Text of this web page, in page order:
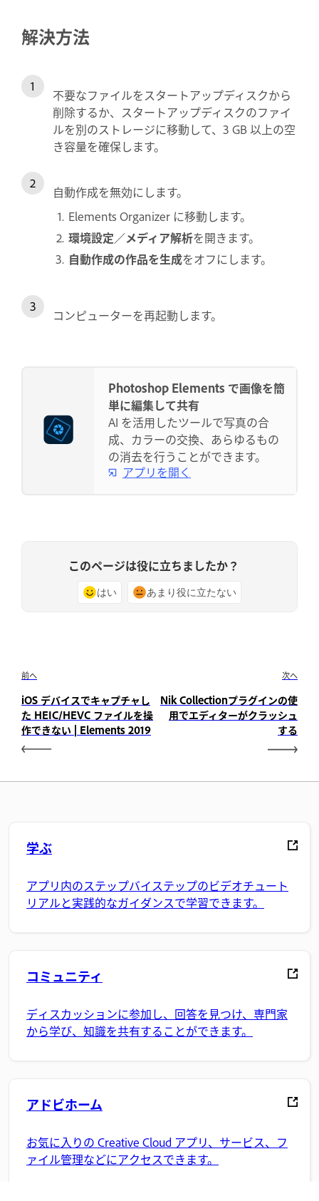
解決方法
不要なファイルをスタートアップディスクから
削除するか、スタートアップディスクのファイ
ルを別のストレージに移動して、3 GB 以上の空
き容量を確保します。
自動作成を無効にします。
Elements Organizer に移動します。
環境設定／メディア解析を開きます。
自動作成の作品を生成をオフにします。
コンピューターを再起動します。
Photoshop Elements で画像を簡
単に編集して共有
AI を活用したツールで写真の合
成、カラーの交換、あらゆるもの
の消去を行うことができます。
アプリを開く
このページは役に立ちましたか？
はい あまり役に立たない
前へ
iOS デバイスでキャプチャし
た HEIC/HEVC ファイルを操
作できない | Elements 2019
次へ
Nik Collectionプラグインの使
用でエディターがクラッシュ
する
学ぶ
アプリ内のステップバイステップのビデオチュート
リアルと実践的なガイダンスで学習できます。
コミュニティ
ディスカッションに参加し、回答を見つけ、専門家
から学び、知識を共有することができます。
アドビホーム
お気に入りの Creative Cloud アプリ、サービス、フ
ァイル管理などにアクセスできます。